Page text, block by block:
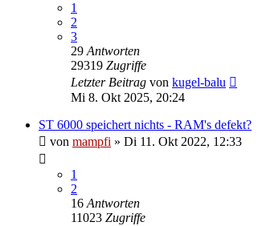
1
2
3
29 Antworten
29319 Zugriffe
Letzter Beitrag von kugel-balu
Mi 8. Okt 2025, 20:24
ST 6000 speichert nichts - RAM's defekt?
von mampfi » Di 11. Okt 2022, 12:33
1
2
16 Antworten
11023 Zugriffe